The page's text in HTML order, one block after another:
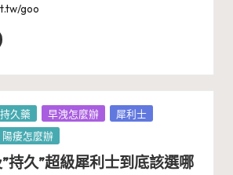
goo
久藥 早洩怎麼辦
犀利士
陽痿怎麼辦
”持久”超級犀利士到底該選哪